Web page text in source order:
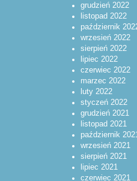
grudzień 2022
listopad 2022
październik
wrzesień 2022
sierpień 2022
lipiec 2022
czerwiec 2022
marzec 2022
luty 2022
styczeń 2022
grudzień 2021
listopad 2021
październik
wrzesień 2021
sierpień 2021
lipiec 2021
czerwiec 2021